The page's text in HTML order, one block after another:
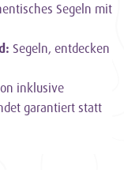
Segeln mit
Segeln, entdecken
inklusive
garantiert statt